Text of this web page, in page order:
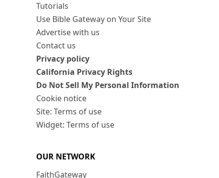
Tutorials
Use Bible Gateway on Your Site
Advertise with us
Contact us
Privacy policy
California Privacy Rights
Do Not Sell My Personal Information
Cookie notice
Site: Terms of use
Widget: Terms of use
OUR NETWORK
FaithGateway